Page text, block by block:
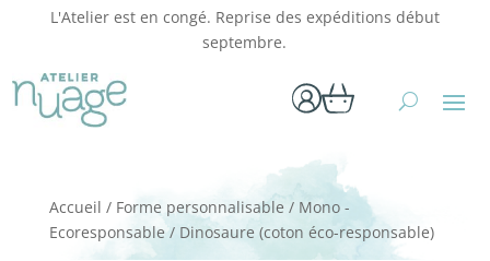
L'Atelier est en congé. Reprise des expéditions début
septembre.
Accueil / Forme personnalisable / Mono -
Ecoresponsable/ Dinosaure (coton éco-responsable)